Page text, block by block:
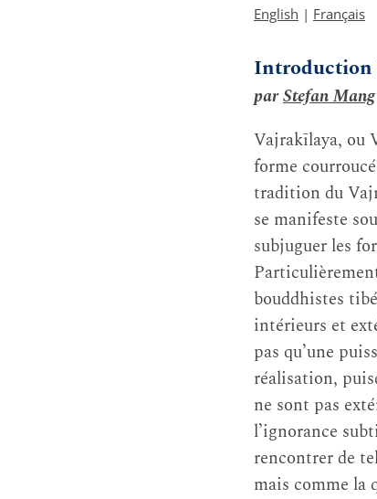
English | Français
Introduction
parStefan Mang
Vajrakīlaya, ou
forme
tradition du
se manifeste
subjuguer les
bouddhistes
intérieurs et
pas qu’une
réalisation,
ne sont pas
l’ignorance
rencontrer de
mais comme la